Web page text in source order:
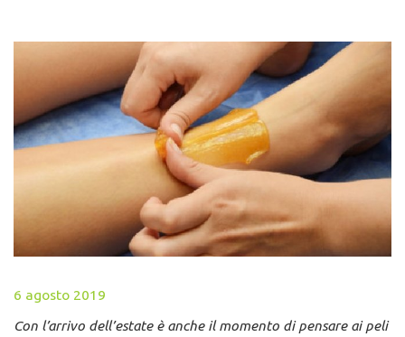
6 agosto 2019
Con l’arrivo dell’estate è anche il momento di pensare ai peli